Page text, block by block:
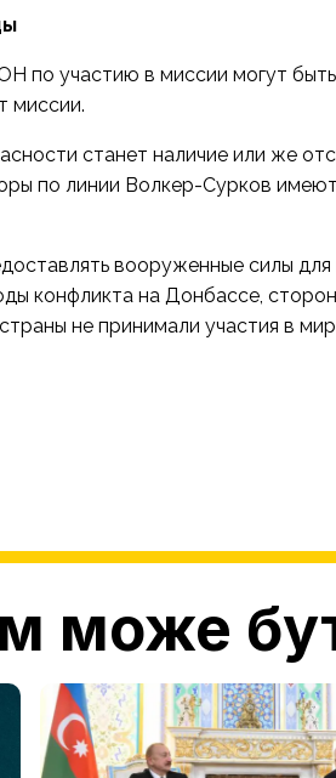
по участию в миссии могут
миссии.
станет наличие или же
по линии Волкер-Сурков
вооруженные силы
конфликта на Донбассе,
не принимали участия в
може